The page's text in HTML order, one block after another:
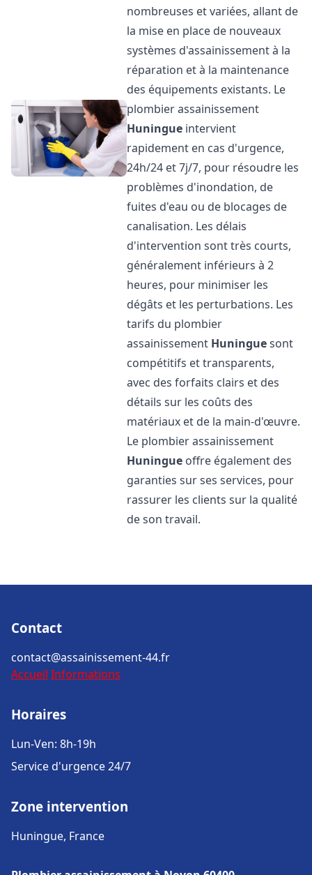
nombreuses et variées, allant de
la mise en place de nouveaux
systèmes d'assainissement à la
réparation et à la maintenance
des équipements existants. Le
plombier assainissement
Huningue intervient
rapidement en cas d'urgence,
24h/24 et 7j/7, pour résoudre les
problèmes d'inondation, de
fuites d'eau ou de blocages de
canalisation. Les délais
d'intervention sont très courts,
généralement inférieurs à 2
heures, pour minimiser les
dégâts et les perturbations. Les
tarifs du plombier
assainissement Huninguesont
compétitifs et transparents,
avec des forfaits clairs et des
détails sur les coûts des
matériaux et de la main-d'œuvre.
Le plombier assainissement
Huningue offre également des
garanties sur ses services, pour
rassurer les clients sur la qualité
de son travail.
Contact
contact@assainissement-44.fr
Accueil Informations
Horaires
Lun-Ven: 8h-19h
Service d'urgence 24/7
Zone intervention
Huningue, France